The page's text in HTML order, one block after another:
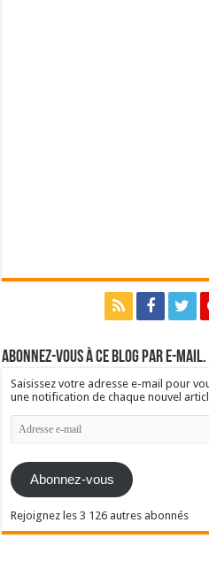
Abonnez-vous à ce blog par e-mail.
Saisissez votre adresse e-mail pour
une notification de chaque nouvel
Adresse
e-
Abonnez-vous
Rejoignez les 3 126 autres abonnés